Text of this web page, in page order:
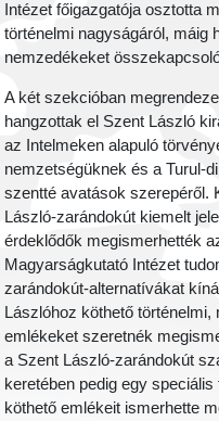
Intézet főigazgatója osztotta
történelmi nagyságáról, máig
nemzedékeket
A két szekcióban
hangzottak el Szent László
az Intelmeken alapuló
nemzetségüknek és a Turul-
szentté avatások szerepéről.
László-zarándokút kiemelt
érdeklődők megismerhették
Magyarságkutató Intézet
zarándokút-alternatívákat
Lászlóhoz köthető
emlékeket szeretnék
a Szent László-zarándokút
keretében pedig egy
köthető emlékeit ismerhette